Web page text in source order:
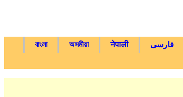
فارسی नेपाली
অসমীয়া
বাংলা